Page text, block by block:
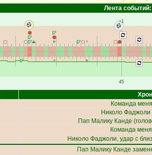
Лента событий:
+1
45
Команда
Николо Фаджоли
Пап Малику Канде
Команда
Николо Фаджоли, удар с
Пап Малику Канде